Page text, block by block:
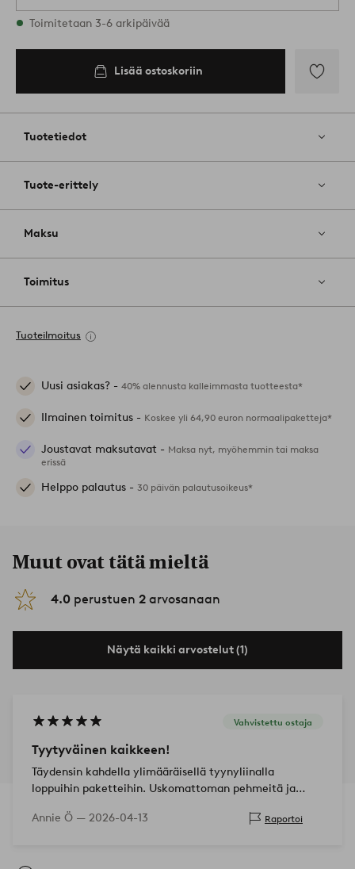
Varastossa
Toimitetaan 3-6 arkipäivää
Lisää ostoskoriin
Tuotetiedot
Tuote-erittely
Maksu
Toimitus
Tuoteilmoitus
Uusi asiakas? - 40% alennusta kalleimmasta tuotteesta*
Ilmainen toimitus - Koskee yli 64,90 euron normaalipaketteja*
Joustavat maksutavat - Maksa nyt, myöhemmin tai maksa
erissä
Helppo palautus - 30 päivän palautusoikeus*
Muut ovat tätä mieltä
4.0 perustuen 2 arvosanaan
Näytä kaikki arvostelut (1)
Vahvistettu ostaja
Tyytyväinen kaikkeen!
Täydensin kahdella ylimääräisellä tyynyliinalla
loppuihin paketteihin. Uskomattoman pehmeitä ja
mukainen.
Annie Ö — 2026-04-13 Raportoi